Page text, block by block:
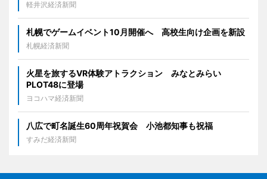
軽井沢経済新聞
札幌でゲームイベント10月開催へ 高校生向け企画を新設
札幌経済新聞
火星を旅するVR体験アトラクション みなとみらい
PLOT48に登場
ヨコハマ経済新聞
八広で町名誕生60周年祝賀会 小池都知事も祝福
すみだ経済新聞